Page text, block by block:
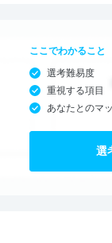
ここでわかること
選考難易度
重視する項目
あなたとのマ
選